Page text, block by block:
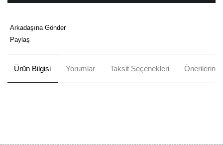
Arkadaşına Gönder
Paylaş
Ürün Bilgisi Yorumlar Taksit Seçenekleri Önerileriniz